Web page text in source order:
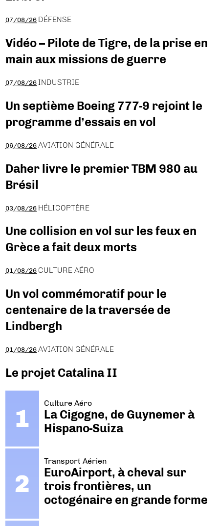
07/08/26 DÉFENSE
Vidéo – Pilote de Tigre, de la prise en
main aux missions de guerre
07/08/26 INDUSTRIE
Un septième Boeing 777-9 rejoint le
programme d’essais en vol
06/08/26 AVIATION GÉNÉRALE
Daher livre le premier TBM 980 au
Brésil
03/08/26 HÉLICOPTÈRE
Une collision en vol sur les feux en
Grèce a fait deux morts
01/08/26 CULTURE AÉRO
Un vol commémoratif pour le
centenaire de la traversée de
Lindbergh
01/08/26 AVIATION GÉNÉRALE
Le projet Catalina II
Culture Aéro
La Cigogne, de Guynemer à
Hispano-Suiza
Transport Aérien
EuroAirport, à cheval sur
trois frontières, un
octogénaire en grande forme